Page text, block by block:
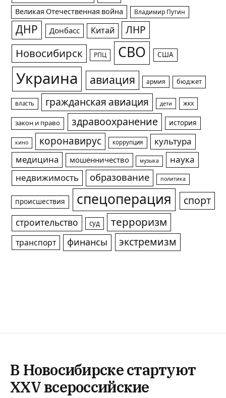
Великая Отечественная война Владимир Путин
ДНР Донбасс Китай ЛНР
Новосибирск РПЦ СВО США
Украина авиация армия бюджет
власть гражданская авиация дети жкх
закон и право здравоохранение история
кино коронавирус коррупция
культура
медицина
мошенничество музыка
наука
недвижимость
образование политика
происшествия спецоперация спорт
строительство суд терроризм
транспорт финансы экстремизм
В Новосибирске стартуют
XXV всероссийские